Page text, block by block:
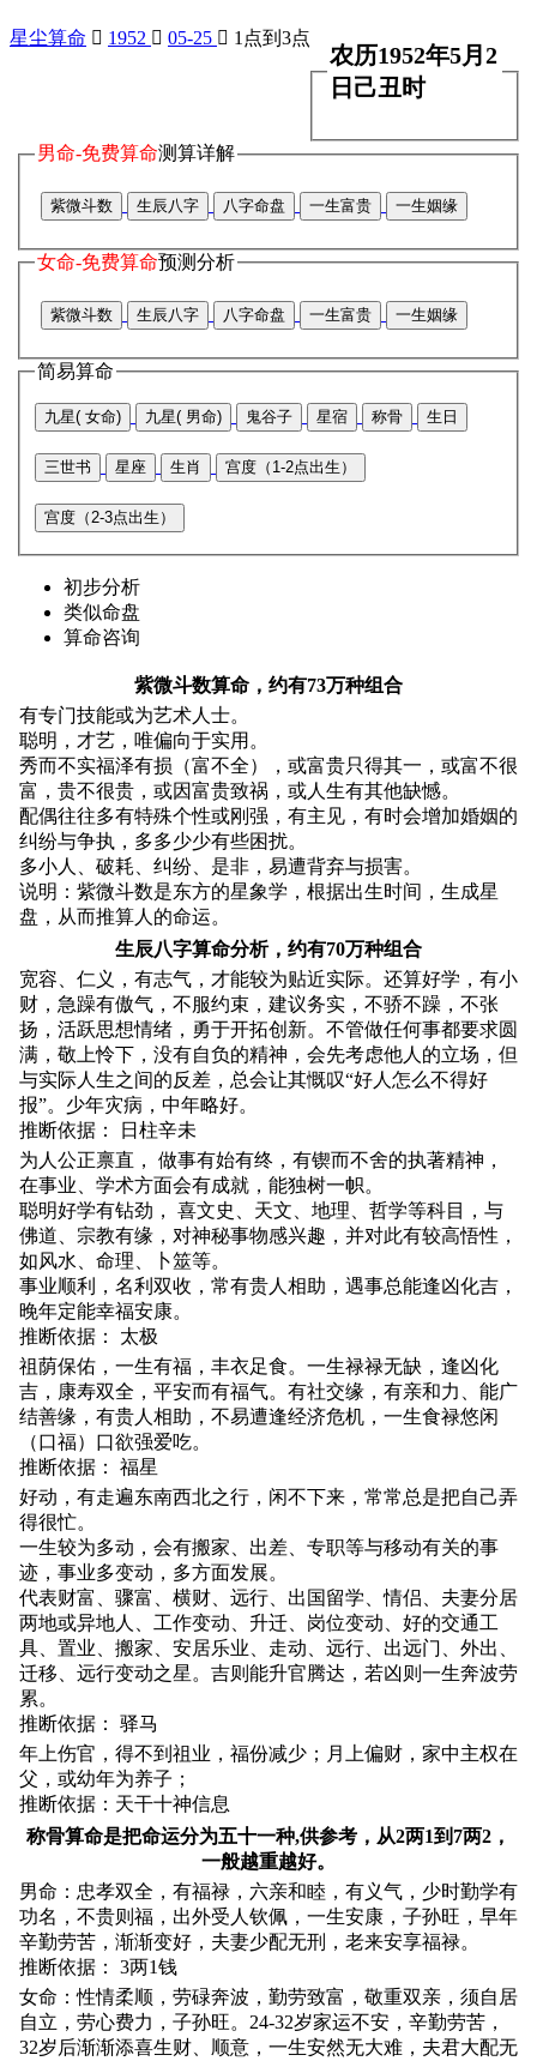
星尘算命  1952  05-25  1点到3点
农历1952年5月2
日己丑时
男命-免费算命测算详解
紫微斗数 生辰八字 八字命盘 一生富贵 一生姻缘
女命-免费算命预测分析
紫微斗数 生辰八字 八字命盘 一生富贵 一生姻缘
简易算命
九星( 女命) 九星( 男命) 鬼谷子 星宿 称骨 生日
三世书 星座 生肖 宫度（1-2点出生）
宫度（2-3点出生）
初步分析
类似命盘
算命咨询
紫微斗数算命，约有73万种组合
有专门技能或为艺术人士。
聪明，才艺，唯偏向于实用。
秀而不实福泽有损（富不全），或富贵只得其一，或富不很
富，贵不很贵，或因富贵致祸，或人生有其他缺憾。
配偶往往多有特殊个性或刚强，有主见，有时会增加婚姻的
纠纷与争执，多多少少有些困扰。
多小人、破耗、纠纷、是非，易遭背弃与损害。
说明：紫微斗数是东方的星象学，根据出生时间，生成星
盘，从而推算人的命运。
生辰八字算命分析，约有70万种组合
宽容、仁义，有志气，才能较为贴近实际。还算好学，有小
财，急躁有傲气，不服约束，建议务实，不骄不躁，不张
扬，活跃思想情绪，勇于开拓创新。不管做任何事都要求圆
满，敬上怜下，没有自负的精神，会先考虑他人的立场，但
与实际人生之间的反差，总会让其慨叹“好人怎么不得好
报”。少年灾病，中年略好。
推断依据： 日柱辛未
为人公正禀直， 做事有始有终，有锲而不舍的执著精神，
在事业、学术方面会有成就，能独树一帜。
聪明好学有钻劲， 喜文史、天文、地理、哲学等科目，与
佛道、宗教有缘，对神秘事物感兴趣，并对此有较高悟性，
如风水、命理、卜筮等。
事业顺利，名利双收，常有贵人相助，遇事总能逢凶化吉，
晚年定能幸福安康。
推断依据： 太极
祖荫保佑，一生有福，丰衣足食。一生禄禄无缺，逢凶化
吉，康寿双全，平安而有福气。有社交缘，有亲和力、能广
结善缘，有贵人相助，不易遭逢经济危机，一生食禄悠闲
（口福）口欲强爱吃。
推断依据： 福星
好动，有走遍东南西北之行，闲不下来，常常总是把自己弄
得很忙。
一生较为多动，会有搬家、出差、专职等与移动有关的事
迹，事业多变动，多方面发展。
代表财富、骤富、横财、远行、出国留学、情侣、夫妻分居
两地或异地人、工作变动、升迁、岗位变动、好的交通工
具、置业、搬家、安居乐业、走动、远行、出远门、外出、
迁移、远行变动之星。吉则能升官腾达，若凶则一生奔波劳
累。
推断依据： 驿马
年上伤官，得不到祖业，福份减少；月上偏财，家中主权在
父，或幼年为养子；
推断依据：天干十神信息
称骨算命是把命运分为五十一种,供参考，从2两1到7两2，
一般越重越好。
男命：忠孝双全，有福禄，六亲和睦，有义气，少时勤学有
功名，不贵则福，出外受人钦佩，一生安康，子孙旺，早年
辛勤劳苦，渐渐变好，夫妻少配无刑，老来安享福禄。
推断依据： 3两1钱
女命：性情柔顺，劳碌奔波，勤劳致富，敬重双亲，须自居
自立，劳心费力，子孙旺。24-32岁家运不安，辛勤劳苦，
32岁后渐渐添喜生财、顺意，一生安然无大难，夫君大配无